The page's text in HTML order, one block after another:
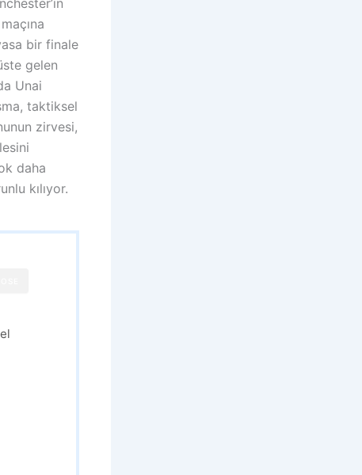
bir finale
gelen
Unai
taktiksel
zirvesi,
daha
kılıyor.